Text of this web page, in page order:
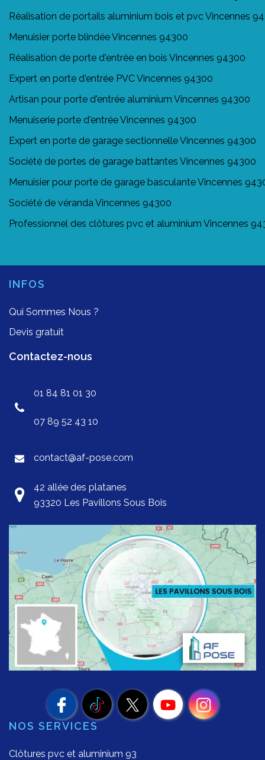
Réalisation de portails aluminium bois et pvc Vincennes
Menuisier porte blindée Vincennes 94300
Réalisation de porte d'entrée en bois Vincennes 94300
Expert en porte d'entrée PVC Vincennes 94300
Artisan pour porte d'entrée aluminium Vincennes 94300
Menuiserie porte d'entrée Vincennes 94300
Expert en porte de garage sectionnelle Vincennes 94300
Société de portes de garage battantes Vincennes 94300
Menuisier pour porte de garage basculante Vincennes
Société de véranda Vincennes 94300
Professionnel des clôtures pvc et aluminium Vincennes
INFOS
Qui Sommes Nous ?
Devis gratuit
Contactez-nous
01 84 81 01 30
07 89 52 43 10
contact@af-pose.com
42 allée des platanes
93320 Les Pavillons Sous Bois
NOS SERVICES
Clôtures pvc et aluminium 93